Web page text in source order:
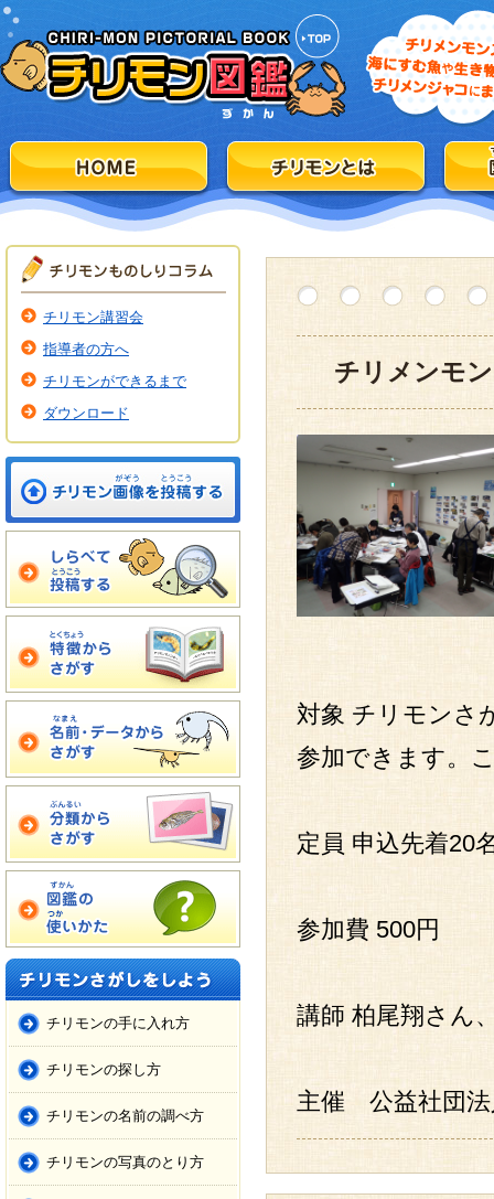
チリモン講習会
指導者の方へ
チリモンができるまで
ダウンロード
チリモンの手に入れ方
チリモンの探し方
チリモンの名前の調べ方
チリモンの写真のとり方
チリメンモ
対象 チリモンさ
参加できます。
定員 申込先着20
参加費 500円
講師 柏尾翔さん
主催 公益社団法